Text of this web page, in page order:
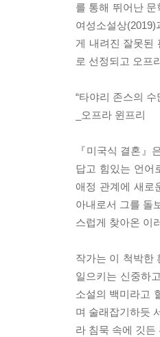
를 통해 뛰어난
여성소설상
게 내려진 잘못된
로 선정되고 오프
“타야리 존스의
_오프라 윈프리
『미국식 결혼』
답고 힘있는 언어
애정 관계에 새로
아내로서 그를 돌
스럽게 찾아온 이
작가는 이 척박한
일으키는 신중하
소설의 백미라고
며 술래잡기하듯
라 침묵 속에 깃